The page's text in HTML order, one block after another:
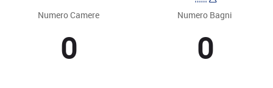
Numero Camere
0
Numero Bagni
0